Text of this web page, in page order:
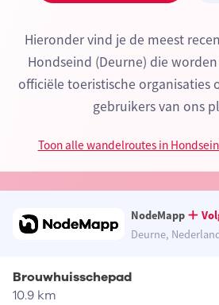
Hieronder vind je de meest
Hondseind (Deurne) die
officiële toeristische organisaties
gebruikers van ons
Toon alle wandelroutes in
NodeMapp
Deurne,
Brouwhuisschepad
10.9 km